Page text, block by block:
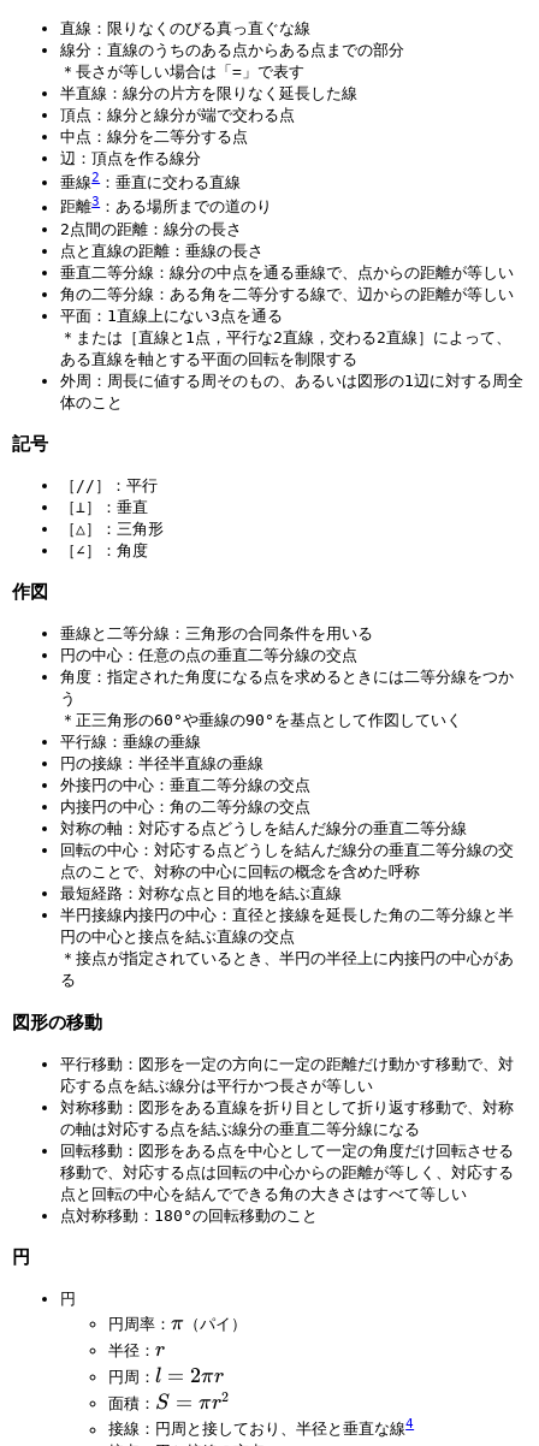
直線：限りなくのびる真っ直ぐな線
線分：直線のうちのある点からある点までの部分
＊長さが等しい場合は「=」で表す
半直線：線分の片方を限りなく延長した線
頂点：線分と線分が端で交わる点
中点：線分を二等分する点
辺：頂点を作る線分
垂線2：垂直に交わる直線
距離3：ある場所までの道のり
2点間の距離：線分の長さ
点と直線の距離：垂線の長さ
垂直二等分線：線分の中点を通る垂線で、点からの距離が等しい
角の二等分線：ある角を二等分する線で、辺からの距離が等しい
平面：1直線上にない3点を通る
＊または［直線と1点，平行な2直線，交わる2直線］によって、
ある直線を軸とする平面の回転を制限する
外周：周長に値する周そのもの、あるいは図形の1辺に対する周全
体のこと
記号
［//］：平行
［⊥］：垂直
［△］：三角形
［∠］：角度
作図
垂線と二等分線：三角形の合同条件を用いる
円の中心：任意の点の垂直二等分線の交点
角度：指定された角度になる点を求めるときには二等分線をつか
う
＊正三角形の60°や垂線の90°を基点として作図していく
平行線：垂線の垂線
円の接線：半径半直線の垂線
外接円の中心：垂直二等分線の交点
内接円の中心：角の二等分線の交点
対称の軸：対応する点どうしを結んだ線分の垂直二等分線
回転の中心：対応する点どうしを結んだ線分の垂直二等分線の交
点のことで、対称の中心に回転の概念を含めた呼称
最短経路：対称な点と目的地を結ぶ直線
半円接線内接円の中心：直径と接線を延長した角の二等分線と半
円の中心と接点を結ぶ直線の交点
＊接点が指定されているとき、半円の半径上に内接円の中心があ
る
図形の移動
平行移動：図形を一定の方向に一定の距離だけ動かす移動で、対
応する点を結ぶ線分は平行かつ長さが等しい
対称移動：図形をある直線を折り目として折り返す移動で、対称
の軸は対応する点を結ぶ線分の垂直二等分線になる
回転移動：図形をある点を中心として一定の角度だけ回転させる
移動で、対応する点は回転の中心からの距離が等しく、対応する
点と回転の中心を結んでできる角の大きさはすべて等しい
点対称移動：180°の回転移動のこと
円
円
円周率：π
π（パイ）
半径：r
r
円周：l
=
2
l = 2πr
面積： S
=
S = πr2
接線：円周と接しており、半径と垂直な線4